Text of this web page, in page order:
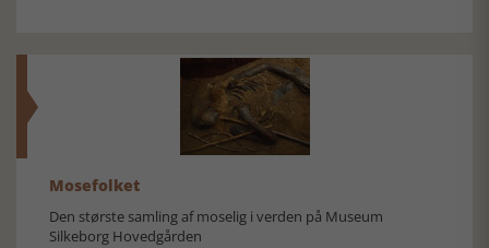
Mosefolket
Den største samling af moselig i verden på Museum
Silkeborg Hovedgården